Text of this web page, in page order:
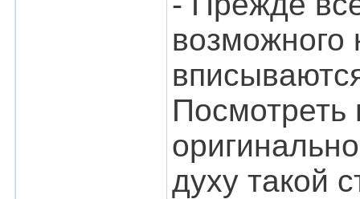
возможного
Посмотреть
духу такой